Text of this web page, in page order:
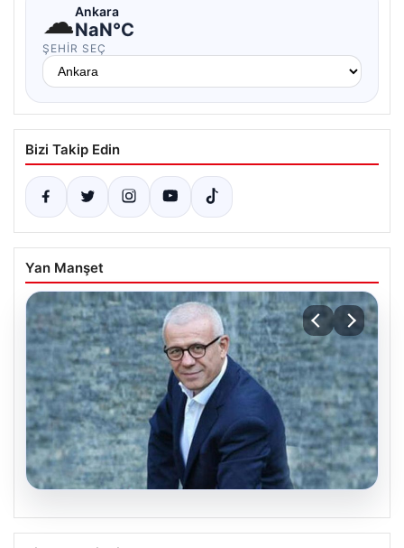
☁Ankara
NaN°C
ŞEHIR SEÇ
Bizi Takip Edin
Yan Manşet
03.08.2026
Ertuğrul Özkök hakkında neden